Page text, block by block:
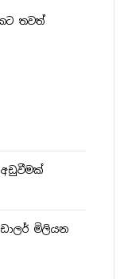
තවත්
අඩුවීමක්
මිලියන